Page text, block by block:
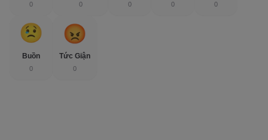
0 0 0 0 0
Buồn
0
Tức Giận
0